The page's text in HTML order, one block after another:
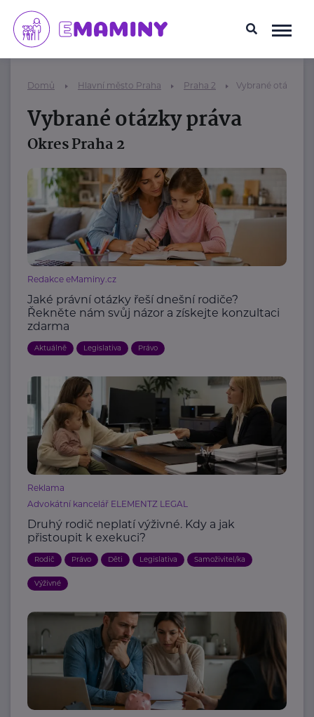
Domů Hlavní město Praha Praha 2 Vybrané otázky
Vybrané otázky práva
Okres Praha 2
Redakce eMaminy.cz
Jaké právní otázky řeší dnešní rodiče?
Řekněte nám svůj názor a získejte konzultaci
zdarma
Aktuálně Legislativa Právo
Reklama
Advokátní kancelář ELEMENTZ LEGAL
Druhý rodič neplatí výživné. Kdy a jak
přistoupit k exekuci?
Rodič Právo Děti Legislativa Samoživitel/ka
Výživné